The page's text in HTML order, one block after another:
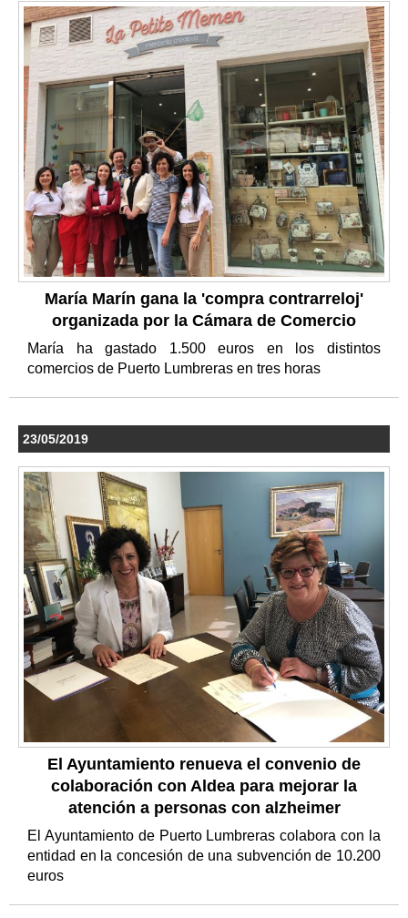
María Marín gana la 'compra contrarreloj'
organizada por la Cámara de Comercio
María ha gastado 1.500 euros en los distintos
comercios de Puerto Lumbreras en tres horas
23/05/2019
El Ayuntamiento renueva el convenio de
colaboración con Aldea para mejorar la
atención a personas con alzheimer
El Ayuntamiento de Puerto Lumbreras colabora con la
entidad en la concesión de una subvención de 10.200
euros